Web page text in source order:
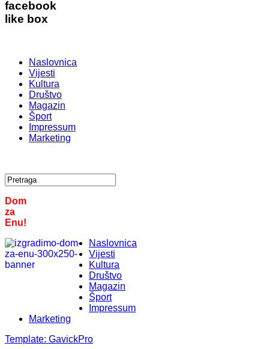
facebook
like box
Naslovnica
Vijesti
Kultura
Društvo
Magazin
Šport
Impressum
Marketing
Dom
za
Enu!
Naslovnica
Vijesti
Kultura
Društvo
Magazin
Šport
Impressum
Marketing
Template: GavickPro